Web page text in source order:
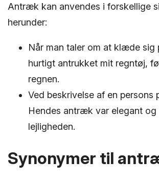
Antræk kan anvendes i forskellige
herunder:
Når man taler om at klæde sig
hurtigt antrukket mit regntøj,
regnen.
Ved beskrivelse af en persons
Hendes antræk var elegant og
lejligheden.
Synonymer til